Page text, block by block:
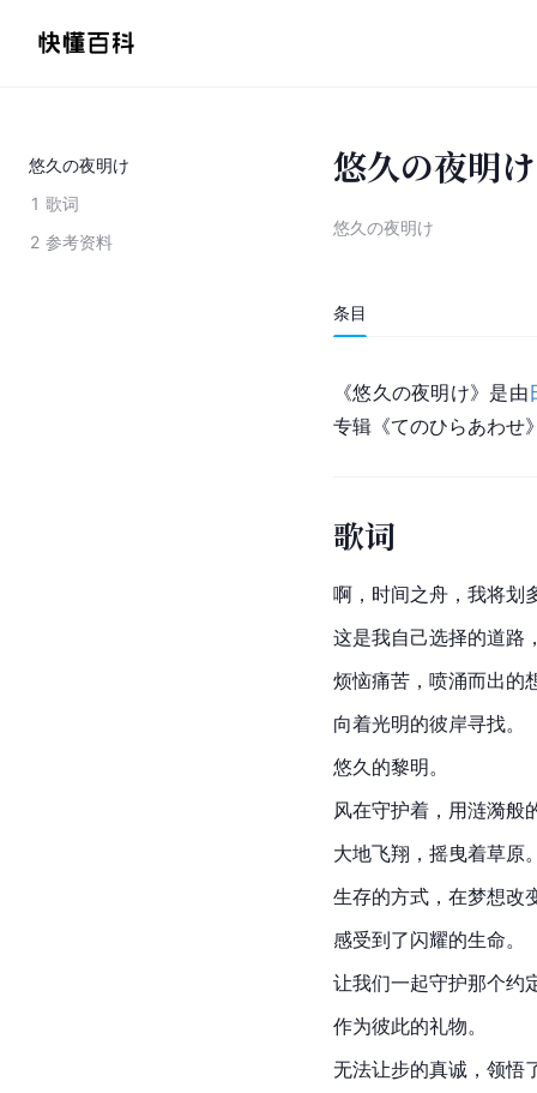
悠久の夜明け
1 歌词
2 参考资料
悠久の夜明け
悠久の夜明け
条目
《悠久の夜明け》是由
专辑《てのひらあわせ
歌词
啊，时间之舟，我将划
这是我自己选择的道路
烦恼痛苦，喷涌而出的
向着光明的彼岸寻找。
悠久的黎明。
风在守护着，用涟漪般
大地飞翔，摇曳着草原
生存的方式，在梦想改
感受到了闪耀的生命。
让我们一起守护那个约
作为彼此的礼物。
无法让步的真诚，领悟